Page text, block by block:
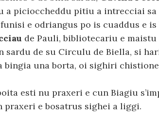
a picioccheddu pitiu a intrecciai sa
e odriangus po is cuaddus e is
de Pauli, bibliotecariu e
sardu de su Circulu de Biella, si
bingia una borta, oi sighiri
esti nu praxeri e cun Biagiu
praxeri e bosatrus sighei a liggi.